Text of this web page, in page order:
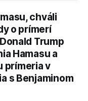
chváli
o prímerí
Trump
Hamasu a
prímeria v
s Benjaminom